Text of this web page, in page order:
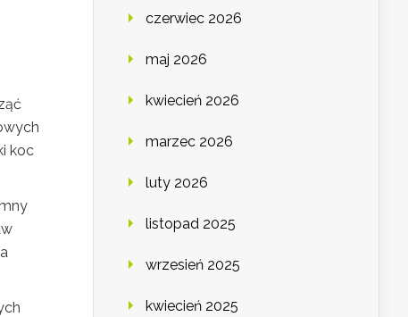
koc
czerwiec 2026
maj 2026
kwiecień 2026
marzec 2026
luty 2026
listopad 2025
wrzesień 2025
kwiecień 2025